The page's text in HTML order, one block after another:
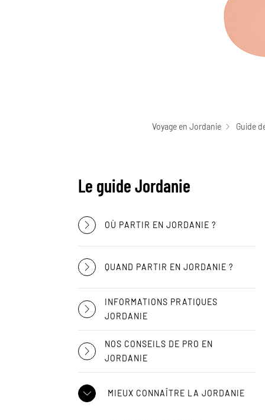
Voyage en Jordanie Guide
Le guide Jordanie
OÙ PARTIR EN JORDANIE ?
QUAND PARTIR EN JORDANIE ?
INFORMATIONS PRATIQUES
JORDANIE
NOS CONSEILS DE PRO EN
JORDANIE
MIEUX CONNAÎTRE LA JORDANIE